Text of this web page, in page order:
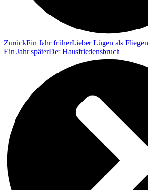
ZurückEin Jahr früherLieber Lügen als Fliegen
Ein Jahr späterDer Hausfriedensbruch